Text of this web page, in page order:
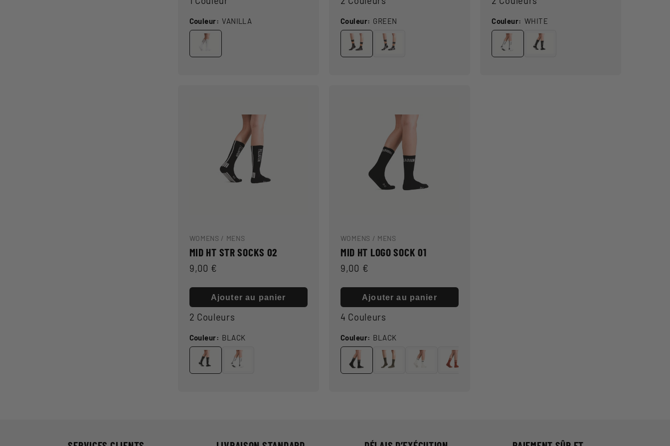
Couleur: VANILLA Couleur: GREEN Couleur: WHITE
WOMENS / MENS
MID HT STR SOCKS 02
Prix
9,00 €
Ajouter au panier
2 Couleurs
Couleur: BLACK
WOMENS / MENS
MID HT LOGO SOCK 01
Prix
9,00 €
Ajouter au panier
4 Couleurs
Couleur: BLACK